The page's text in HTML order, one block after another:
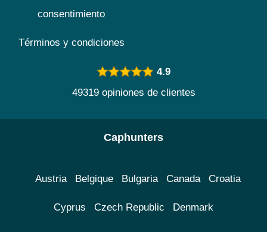
consentimiento
Términos y condiciones
4.9
49319 opiniones de clientes
Caphunters
Austria Belgique Bulgaria Canada Croatia
Cyprus Czech Republic Denmark